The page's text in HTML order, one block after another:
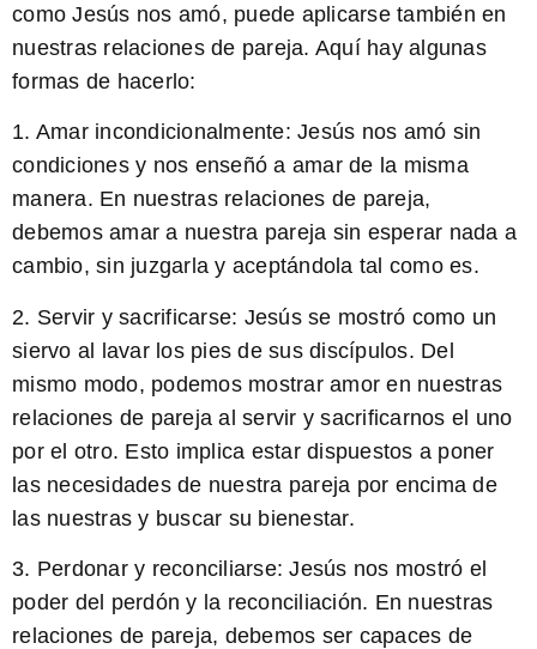
como Jesús nos amó, puede aplicarse también en
nuestras relaciones de pareja. Aquí hay algunas
formas de hacerlo:
1. Amar incondicionalmente: Jesús nos amó sin
condiciones y nos enseñó a amar de la misma
manera. En nuestras relaciones de pareja,
debemos amar a nuestra pareja sin esperar nada a
cambio, sin juzgarla y aceptándola tal como es.
2. Servir y sacrificarse: Jesús se mostró como un
siervo al lavar los pies de sus discípulos. Del
mismo modo, podemos mostrar amor en nuestras
relaciones de pareja al servir y sacrificarnos el uno
por el otro. Esto implica estar dispuestos a poner
las necesidades de nuestra pareja por encima de
las nuestras y buscar su bienestar.
3. Perdonar y reconciliarse: Jesús nos mostró el
poder del perdón y la reconciliación. En nuestras
relaciones de pareja, debemos ser capaces de